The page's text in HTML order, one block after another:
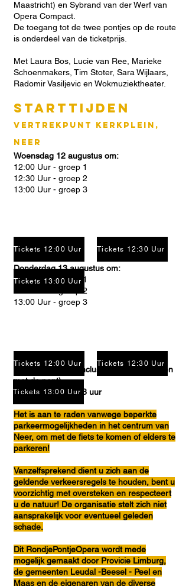
Maastricht) en Sybrand van der Werf van
Opera Compact.
De toegang tot de twee pontjes op de route
is onderdeel van de ticketprijs.
Met Laura Bos, Lucie van Ree, Marieke
Schoenmakers, Tim Stoter, Sara Wijlaars,
Radomir Vasiljevic en Wokmuziektheater.
Starttijden
vertrekpunt kerkplein,
neer
Woensdag 12 augustus om:
12:00 Uur - groep 1
12:30 Uur - groep 2
13:00 Uur - groep 3
Donderdag 13 augustus om:
12:00 Uur - groep 1
12:30 Uur - groep 2
13:00 Uur - groep 3
Entree: €21,00,- (inclusief twee oversteken
met de pont)
Duur programma: 3 uur
Het is aan te raden vanwege beperkte
parkeermogelijkheden in het centrum van
Neer, om met de fiets te komen of elders te
parkeren!
Vanzelfsprekend dient u zich aan de
geldende verkeersregels te houden, bent u
voorzichtig met oversteken en respecteert
u de natuur! De organisatie stelt zich niet
aansprakelijk voor eventueel geleden
schade.
Dit RondjePontjeOpera wordt mede
mogelijk gemaakt door Provicie Limburg,
de gemeenten Leudal -Beesel - Peel en
Maas en de eigenaren van de diverse
Tickets 12:00 Uur Tickets 12:30 Uur
Tickets 13:00 Uur
Tickets 12:00 Uur Tickets 12:30 Uur
Tickets 13:00 Uur